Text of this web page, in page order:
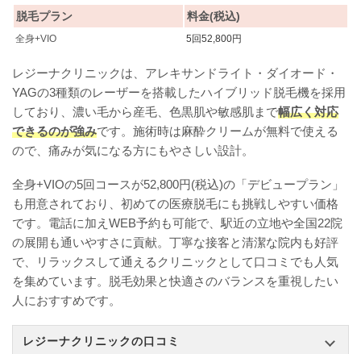
脱毛プラン 料金(税込)
全身+VIO 5回52,800円
レジーナクリニックは、アレキサンドライト・ダイオード・
YAGの3種類のレーザーを搭載したハイブリッド脱毛機を採用
しており、濃い毛から産毛、色黒肌や敏感肌まで幅広く対応
できるのが強みです。施術時は麻酔クリームが無料で使える
ので、痛みが気になる方にもやさしい設計。
全身+VIOの5回コースが52,800円(税込)の「デビュープラン」
も用意されており、初めての医療脱毛にも挑戦しやすい価格
です。電話に加えWEB予約も可能で、駅近の立地や全国22院
の展開も通いやすさに貢献。丁寧な接客と清潔な院内も好評
で、リラックスして通えるクリニックとして口コミでも人気
を集めています。脱毛効果と快適さのバランスを重視したい
人におすすめです。
レジーナクリニックの口コミ